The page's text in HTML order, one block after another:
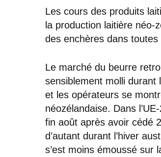
Les cours des produits
la production laitière néo-
des enchères dans
Le marché du beurre
sensiblement molli durant
et les opérateurs se
néozélandaise. Dans
fin août après avoir cédé
d’autant durant l’hiver
s’est moins émoussé sur